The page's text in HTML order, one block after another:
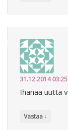
31.12.2014 03:25
Ihanaa uutta
Vastaa ↓